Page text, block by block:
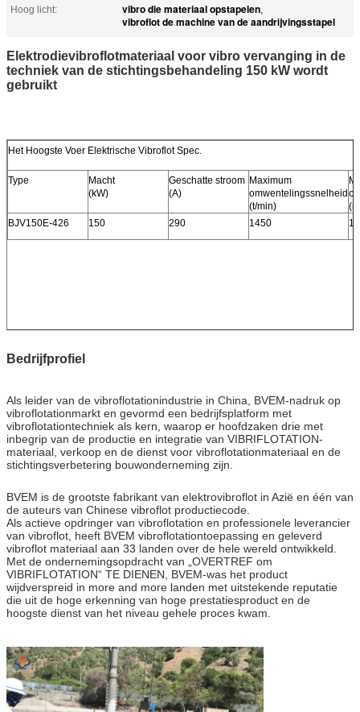
Hoog licht:
vibro die materiaal opstapelen,
vibroflot de machine van de aandrijvingsstapel
Elektrodievibroflotmateriaal voor vibro vervanging in de
techniek van de stichtingsbehandeling 150 kW wordt
gebruikt
Het Hoogste Voer Elektrische Vibroflot Spec.
Type
Macht
(kW)
Geschatte stroom
(A)
Maximum
omwentelingssnelheid
(t/min)
BJV150E-426
150 290 1450
Bedrijfprofiel
Als leider van de vibroflotationindustrie in China, BVEM-nadruk op
vibroflotationmarkt en gevormd een bedrijfsplatform met
vibroflotationtechniek als kern, waarop er hoofdzaken drie met
inbegrip van de productie en integratie van VIBRIFLOTATION-
materiaal, verkoop en de dienst voor vibroflotationmateriaal en de
stichtingsverbetering bouwonderneming zijn.
BVEM is de grootste fabrikant van elektrovibroflot in Azië en één van
de auteurs van Chinese vibroflot productiecode.
Als actieve opdringer van vibroflotation en professionele leverancier
van vibroflot, heeft BVEM vibroflotationtoepassing en geleverd
vibroflot materiaal aan 33 landen over de hele wereld ontwikkeld.
Met de ondernemingsopdracht van „OVERTREF om
VIBRIFLOTATION“ TE DIENEN, BVEM-was het product
wijdverspreid in more and more landen met uitstekende reputatie
die uit de hoge erkenning van hoge prestatiesproduct en de
hoogste dienst van het niveau gehele proces kwam.